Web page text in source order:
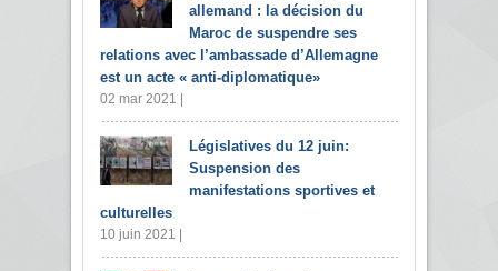
allemand : la décision du
Maroc de suspendre ses
relations avec l’ambassade d’Allemagne
est un acte « anti-diplomatique»
02 mar 2021 |
Législatives du 12 juin:
Suspension des
manifestations sportives et
culturelles
10 juin 2021 |